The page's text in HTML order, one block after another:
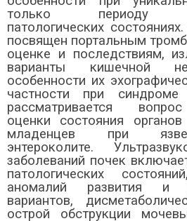
только периоду
патологических
посвящен портальным
оценке и последствиям,
варианты кишечной
особенности их
частности при
рассматривается
оценки состояния
младенцев при
энтероколите.
заболеваний почек
патологических
аномалий развития и
вариантов,
острой обструкции